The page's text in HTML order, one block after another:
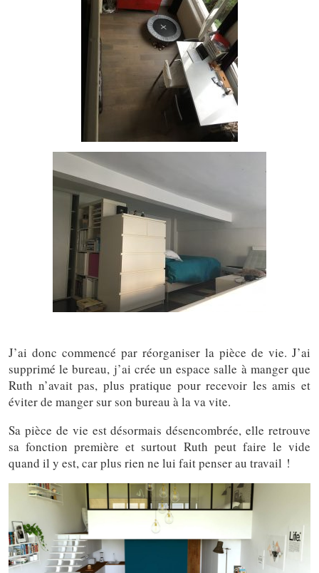
J’ai donc commencé par réorganiser la pièce de vie. J’ai
supprimé le bureau, j’ai crée un espace salle à manger que
Ruth n’avait pas, plus pratique pour recevoir les amis et
éviter de manger sur son bureau à la va vite.
Sa pièce de vie est désormais désencombrée, elle retrouve
sa fonction première et surtout Ruth peut faire le vide
quand il y est, car plus rien ne lui fait penser au travail !